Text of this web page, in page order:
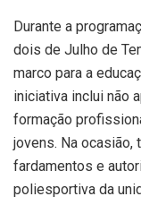
Durante a
dois de Julho de
marco para a
iniciativa inclui não
formação
jovens. Na ocasião,
fardamentos e
poliesportiva da